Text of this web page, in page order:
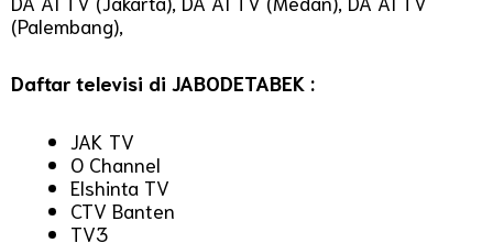
(Palembang),
Daftar televisi di JABODETABEK :
JAK TV
O Channel
Elshinta TV
CTV Banten
TV3